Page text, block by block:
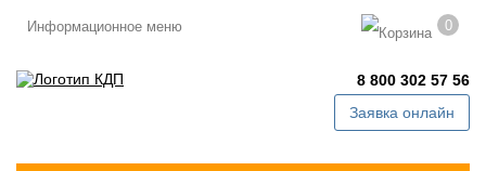
Информационное меню 0
8 800 302 57 56
Заявка онлайн